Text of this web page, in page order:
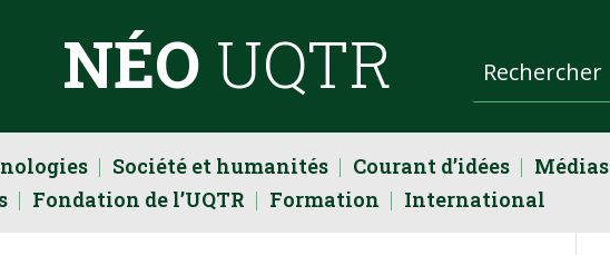
NÉO UQTR
Société et humanités Courant d’idées Médias
Fondation de l’UQTR Formation International